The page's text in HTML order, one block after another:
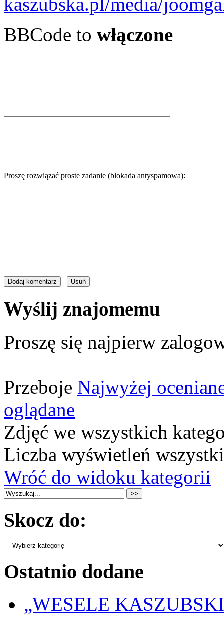
BBCode to włączone
Proszę rozwiązać proste zadanie (blokada antyspamowa):
Wyślij znajomemu
Proszę się najpierw
Przeboje Najwyżej
oglądane
Zdjęć we wszystkich
Liczba wyświetleń
Wróć do widoku kategorii
Skocz do:
Ostatnio dodane
„WESELE